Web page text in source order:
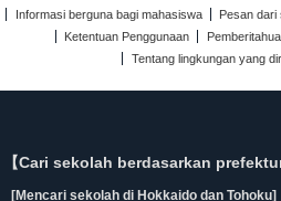
Informasi berguna bagi mahasiswa
Pesan dari
Ketentuan Penggunaan
Tentang lingkungan yang
【Cari sekolah berdasarkan prefektur
[Mencari sekolah di Hokkaido dan Tohoku]